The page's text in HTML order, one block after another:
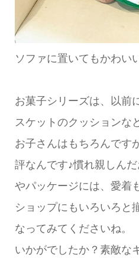
ソファに置いてもかわい
お菓子シリーズは、以前
スケットのクッションな
お子さんはもちろんです
評なんです♪慣れ親しん
やパッケージには、愛着
ショップにもいろいろと
なってみてくださいね。
いかがでしたか？素敵な